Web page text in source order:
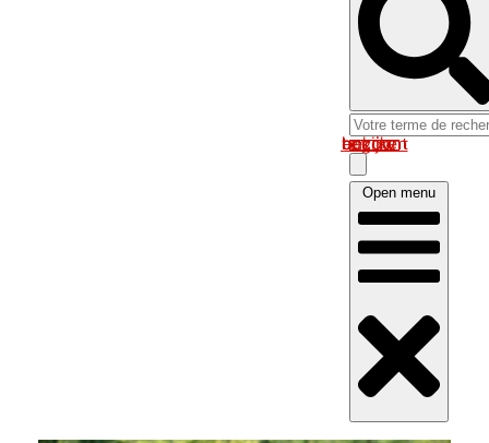
Log in om uw account te bekijken
Open menu